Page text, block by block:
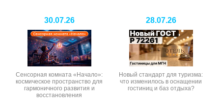
30.07.26
Сенсорная комната «Начало»:
космическое пространство для
гармоничного развития и
восстановления
28.07.26
Новый стандарт для туризма:
что изменилось в оснащении
гостиниц и баз отдыха?